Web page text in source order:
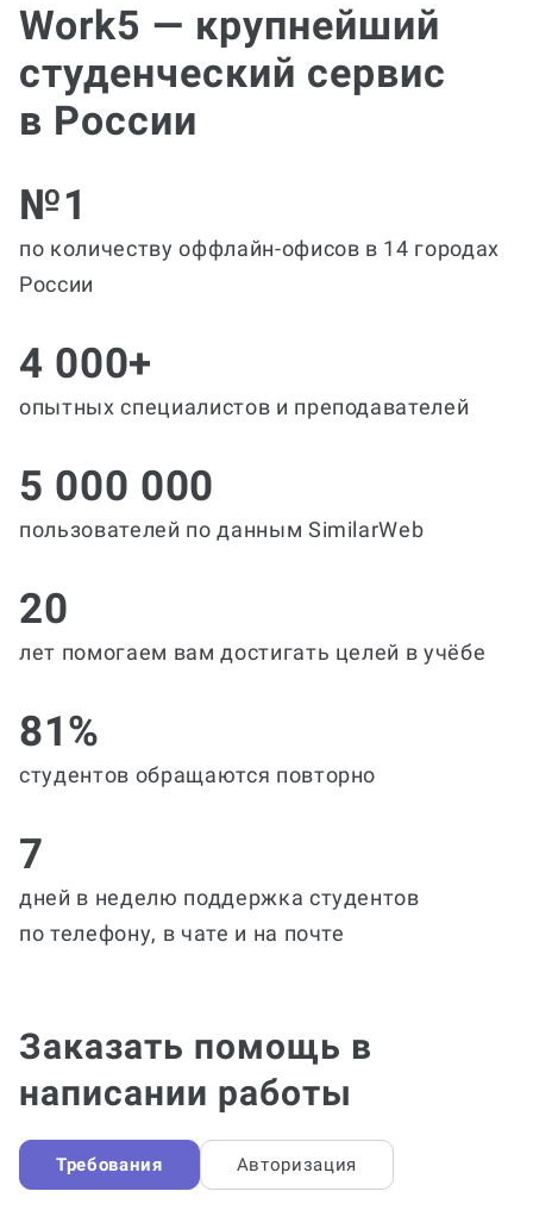
Work5 — крупнейший
студенческий сервис
в России
№1
по количеству оффлайн-офисов в 14 городах
России
4 000+
опытных специалистов и преподавателей
5 000 000
пользователей по данным SimilarWeb
20
лет помогаем вам достигать целей в учёбе
81%
студентов обращаются повторно
7
дней в неделю поддержка студентов
по телефону, в чате и на почте
Заказать помощь в
написании работы
Требования Авторизация